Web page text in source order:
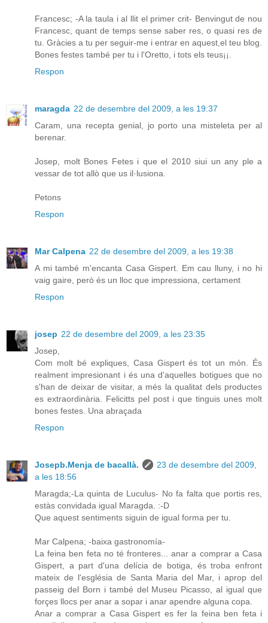
Francesc; -A la taula i al llit el primer crit- Benvingut de nou
Francesc, quant de temps sense saber res, o quasi res de
tu. Gràcies a tu per seguir-me i entrar en aquest,el teu blog.
Bones festes també per tu i l'Oretto, i tots els teus¡¡.
Respon
maragda 22 de desembre del 2009, a les 19:37
Caram, una recepta genial, jo porto una misteleta per al
berenar.
Josep, molt Bones Fetes i que el 2010 siui un any ple a
vessar de tot allò que us il·lusiona.
Petons
Respon
Mar Calpena 22 de desembre del 2009, a les 19:38
A mi també m'encanta Casa Gispert. Em cau lluny, i no hi
vaig gaire, però és un lloc que impressiona, certament
Respon
josep 22 de desembre del 2009, a les 23:35
Josep,
Com molt bé expliques, Casa Gispert és tot un món. És
realment impresionant i és una d'aquelles botigues que no
s'han de deixar de visitar, a més la qualitat dels productes
es extraordinària. Felicitts pel post i que tinguis unes molt
bones festes. Una abraçada
Respon
Josepb.Menja de bacallà.
23 de desembre del 2009,
a les 18:56
Maragda;-La quinta de Luculus- No fa falta que portis res,
estàs convidada igual Maragda. :-D
Que aquest sentiments siguin de igual forma per tu.
Mar Calpena; -baixa gastronomía-
La feina ben feta no té fronteres... anar a comprar a Casa
Gispert, a part d'una delícia de botiga, és troba enfront
mateix de l'església de Santa Maria del Mar, i aprop del
passeig del Born i també del Museu Picasso, al igual que
forçes llocs per anar a sopar i anar apendre alguna copa.
Anar a comprar a Casa Gispert es fer la feina ben feta i